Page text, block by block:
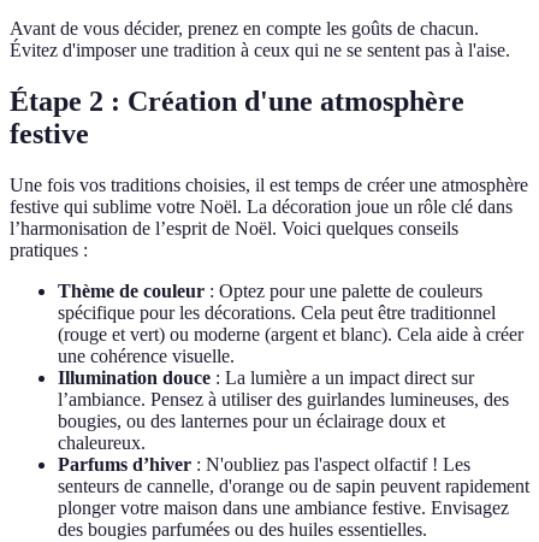
Avant de vous décider, prenez en compte les goûts de chacun.
Évitez d'imposer une tradition à ceux qui ne se sentent pas à l'aise.
Étape 2 : Création d'une atmosphère
festive
Une fois vos traditions choisies, il est temps de créer une atmosphère
festive qui sublime votre Noël. La décoration joue un rôle clé dans
l’harmonisation de l’esprit de Noël. Voici quelques conseils
pratiques :
Thème de couleur : Optez pour une palette de couleurs
spécifique pour les décorations. Cela peut être traditionnel
(rouge et vert) ou moderne (argent et blanc). Cela aide à créer
une cohérence visuelle.
Illumination douce : La lumière a un impact direct sur
l’ambiance. Pensez à utiliser des guirlandes lumineuses, des
bougies, ou des lanternes pour un éclairage doux et
chaleureux.
Parfums d’hiver : N'oubliez pas l'aspect olfactif ! Les
senteurs de cannelle, d'orange ou de sapin peuvent rapidement
plonger votre maison dans une ambiance festive. Envisagez
des bougies parfumées ou des huiles essentielles.